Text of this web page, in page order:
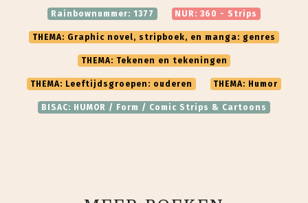
Rainbownummer: 1377 NUR: 360 - Strips
THEMA: Graphic novel, stripboek, en manga: genres
THEMA: Tekenen en tekeningen
THEMA: Leeftijdsgroepen: ouderen THEMA: Humor
BISAC: HUMOR / Form / Comic Strips & Cartoons